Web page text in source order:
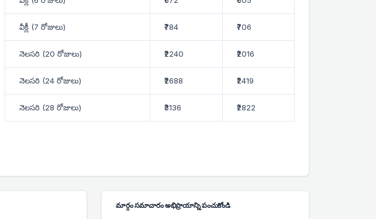
వీక్లీ (7 రోజులు) ₹784 ₹706
నెలసరి (20 రోజులు) ₹2240 ₹2016
నెలసరి (24 రోజులు) ₹2688 ₹2419
నెలసరి (28 రోజులు) ₹3136 ₹2822
మార్గం సమాచారం అభిప్రాయాన్ని పంచుకోండి